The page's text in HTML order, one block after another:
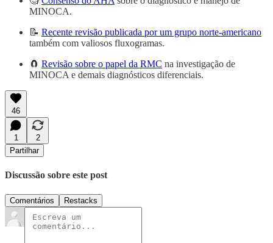
MINOCA.
📝 Recente revisão publicada por um grupo norte-americano
também com valiosos fluxogramas.
🧲 Revisão sobre o papel da RMC na investigação de
MINOCA e demais diagnósticos diferenciais.
46
1
2
Partilhar
Discussão sobre este post
Comentários Restacks